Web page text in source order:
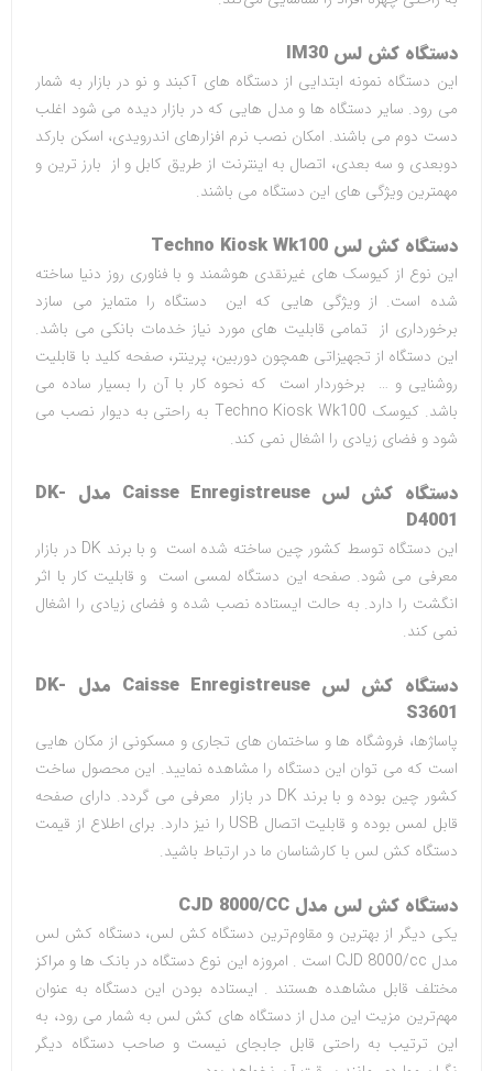
دستگاه کش لس IM30
این دستگاه نمونه ابتدایی از دستگاه های آکبند و نو در بازار به شمار
می رود. سایر دستگاه ها و مدل هایی که در بازار دیده می شود اغلب
دست دوم می باشند. امکان نصب نرم افزارهای اندرویدی، اسکن بارکد
دوبعدی و سه بعدی، اتصال به اینترنت از طریق کابل و از بارز ترین و
مهمترین ویژگی های این دستگاه می باشند.
دستگاه کش لس Techno Kiosk Wk100
این نوع از کیوسک های غیرنقدی هوشمند و با فناوری روز دنیا ساخته
شده است. از ویژگی هایی که این دستگاه را متمایز می سازد
برخورداری از تمامی قابلیت های مورد نیاز خدمات بانکی می باشد.
این دستگاه از تجهیزاتی همچون دوربین، پرینتر، صفحه کلید با قابلیت
روشنایی و … برخوردار است که نحوه کار با آن را بسیار ساده می
باشد. کیوسک
به راحتی به دیوار نصب می
‌شود و فضای زیادی را اشغال نمی کند.
دستگاه کش لس مدل DK-
D4001
این دستگاه توسط کشور چین ساخته شده است و با برند
در بازار
معرفی می ‌شود. صفحه این دستگاه لمسی است و قابلیت کار با اثر
انگشت را دارد. به حالت ایستاده نصب شده و فضای زیادی را اشغال
نمی ‌کند.
دستگاه کش لس مدل DK-
S3601
پاساژها، فروشگاه ها و ساختمان های تجاری و مسکونی از مکان هایی
است که می توان این دستگاه را مشاهده نمایید. این محصول ساخت
کشور چین بوده و با برند
در بازار معرفی می گردد. دارای صفحه
قابل لمس بوده و قابلیت اتصال
را نیز دارد. برای اطلاع از قیمت
دستگاه کش لس با کارشناسان ما در ارتباط باشید.
دستگاه کش لس مدل CJD 8000/CC
یکی دیگر از بهترین و مقاوم‌ترین دستگاه کش لس، دستگاه کش لس
مدل
است . امروزه این نوع دستگاه در بانک ‌ها و مراکز
مختلف قابل مشاهده هستند . ایستاده بودن این دستگاه به عنوان
مهم‌ترین مزیت این مدل از دستگاه های کش لس به شمار می رود، به
این ترتیب به راحتی قابل جابجای نیست و صاحب دستگاه دیگر